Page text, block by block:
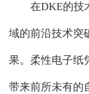
在DKE的技术
域的前沿技术突
果。柔性电子纸
带来前所未有的